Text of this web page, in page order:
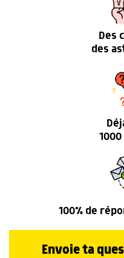
Des
des
100% de
Envoie ta